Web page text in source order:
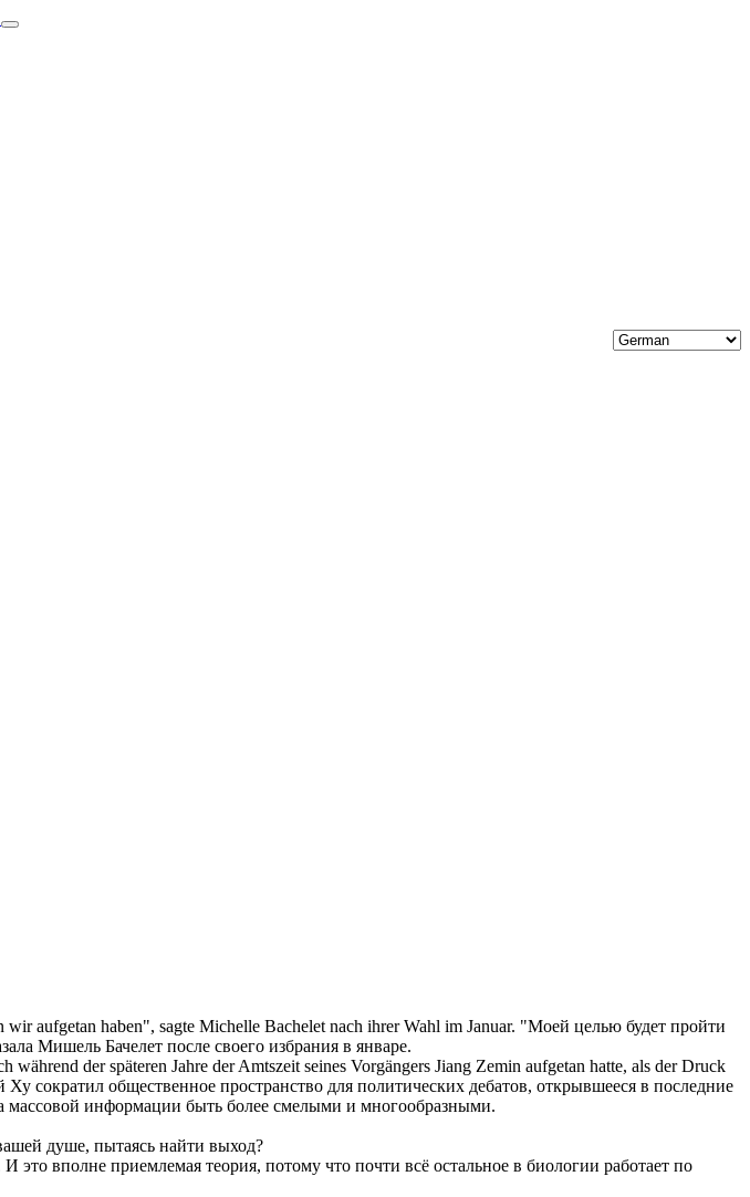
wiraufgetan haben", sagte Michelle Bachelet nach ihrer Wahl im Januar. "Моей целью будет пройти
Мишель Бачелет после своего избрания в январе.
der späteren Jahre der Amtszeit seines Vorgängers Jiang Zemin aufgetan hatte, als der Druck
сократил общественное пространство для политических дебатов, открывшееся в последние
массовой информации быть более смелыми и многообразными.
душе, пытаясь найти выход?
И это вполне приемлемая теория, потому что почти всё остальное в биологии работает по